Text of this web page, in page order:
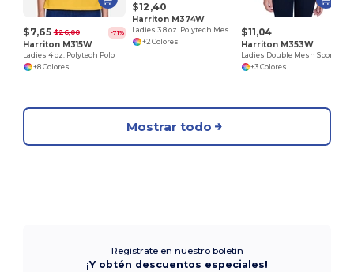
$7,65 $26,00 -71%
Harriton M315W
Ladies 4 oz. Polytech Polo
+8 Colores
$12,40
Harriton M374W
Ladies 3.8 oz. Polytech Mesh Insert Polo
+2 Colores
$11,04
Harriton M353W
+3 Colores
Mostrar todo
Regístrate en nuestro boletín
¡Y obtén descuentos especiales!